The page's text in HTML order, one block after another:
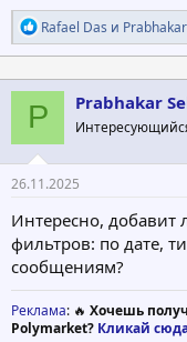
Р
е
а
к
ц
и
:
Rafael Das и
P Prabhakar
26.11.2025
Интересно, добавит
фильтров: по дате,
сообщениям?
Реклама: 🔥 Хочешь
Polymarket? Кликай